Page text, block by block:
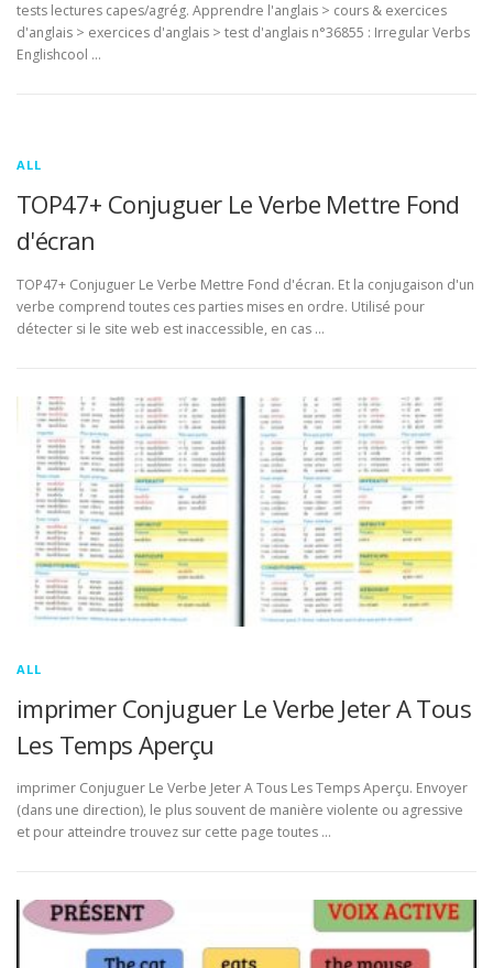
tests lectures capes/agrég. Apprendre l'anglais > cours & exercices
d'anglais > exercices d'anglais > test d'anglais n°36855 : Irregular Verbs
Englishcool …
ALL
TOP47+ Conjuguer Le Verbe Mettre Fond
d'écran
TOP47+ Conjuguer Le Verbe Mettre Fond d'écran. Et la conjugaison d'un
verbe comprend toutes ces parties mises en ordre. Utilisé pour
détecter si le site web est inaccessible, en cas …
ALL
imprimer Conjuguer Le Verbe Jeter A Tous
Les Temps Aperçu
imprimer Conjuguer Le Verbe Jeter A Tous Les Temps Aperçu. Envoyer
(dans une direction), le plus souvent de manière violente ou agressive
et pour atteindre trouvez sur cette page toutes …